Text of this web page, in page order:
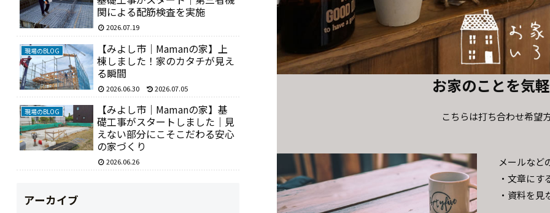
お家のことを気
こちらは打ち合わせ希望
メールなど
・文章に
・資料を
関による配筋検査を実施
2026.07.19
現場のBLOG
【みよし市｜Mamanの家】上
棟しました！家のカタチが見え
る瞬間
2026.06.30 2026.07.05
現場のBLOG
【みよし市｜Mamanの家】基
礎工事がスタートしました｜見
えない部分にこそこだわる安心
の家づくり
2026.06.26
アーカイブ